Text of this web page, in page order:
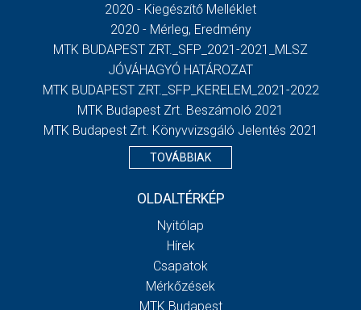
2020 - Kiegészítő Melléklet
2020 - Mérleg, Eredmény
MTK BUDAPEST ZRT._SFP_2021-2021_MLSZ
JÓVÁHAGYÓ HATÁROZAT
MTK BUDAPEST ZRT._SFP_KERELEM_2021-2022
MTK Budapest Zrt. Beszámoló 2021
MTK Budapest Zrt. Könyvvizsgáló Jelentés 2021
TOVÁBBIAK
OLDALTÉRKÉP
Nyitólap
Hírek
Csapatok
Mérkőzések
MTK Budapest